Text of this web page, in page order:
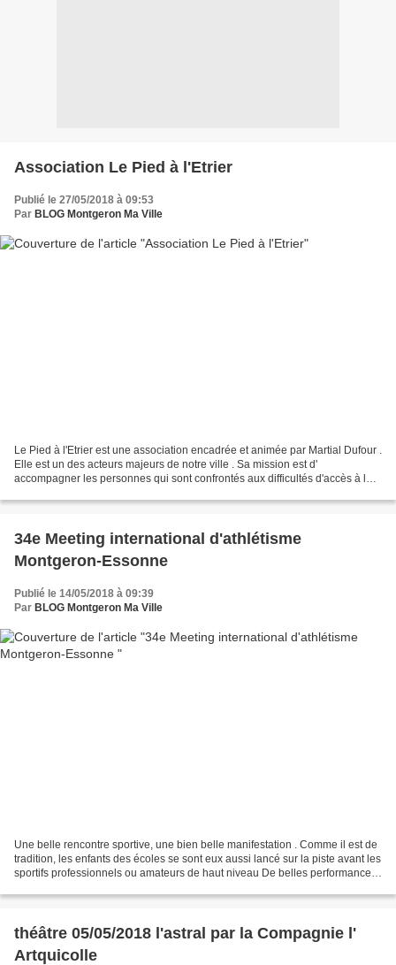
Association Le Pied à l'Etrier
Publié le 27/05/2018 à 09:53
Par BLOG Montgeron Ma Ville
Le Pied à l'Etrier est une association encadrée et animée par Martial Dufour .
Elle est un des acteurs majeurs de notre ville . Sa mission est d'
accompagner les personnes qui sont confrontés aux difficultés d'accès à la
34e Meeting international d'athlétisme
Montgeron-Essonne
Publié le 14/05/2018 à 09:39
Par BLOG Montgeron Ma Ville
Une belle rencontre sportive, une bien belle manifestation . Comme il est de
tradition, les enfants des écoles se sont eux aussi lancé sur la piste avant les
sportifs professionnels ou amateurs de haut niveau De belles performances
théâtre 05/05/2018 l'astral par la Compagnie l'
Artquicolle